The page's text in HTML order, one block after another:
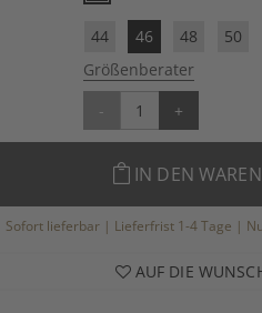
44 46 48 50
Größenberater
- +
IN DEN
Sofort lieferbar | Lieferfrist 1-4 Tage |
AUF DIE